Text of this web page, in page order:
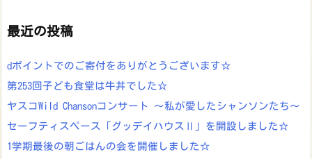
最近の投稿
dポイントでのご寄付をありがとうございます☆
第253回子ども食堂は牛丼でした☆
ヤスコWild Chansonコンサート ～私が愛したシャンソンたち～
セーフティスペース「グッデイハウスⅡ」を開設しました☆
1学期最後の朝ごはんの会を開催しました☆